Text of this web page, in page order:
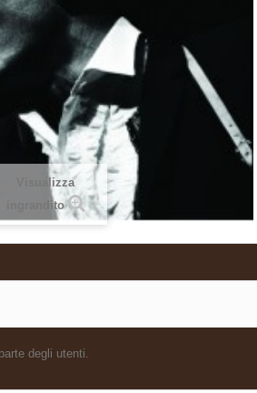
Visualizza
ingrandito
degli utenti.